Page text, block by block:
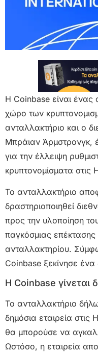
Η Coinbase είναι ένας
χώρο των
ανταλλακτήριο και ο
Μπράιαν Άρμστρονγκ,
για την έλλειψη
κρυπτονομίσματα στις
Το ανταλλακτήριο
δραστηριοποιηθεί
προς την υλοποίηση
παγκόσμιας
ανταλλακτηρίου.
Coinbase ξεκίνησε
Η Coinbase γίνεται
Το ανταλλακτήριο
δημόσια εταιρεία στις
θα μπορούσε να
Ωστόσο, η εταιρεία